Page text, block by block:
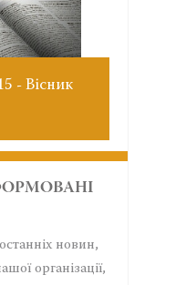
№9 грудень
новин,
організації,